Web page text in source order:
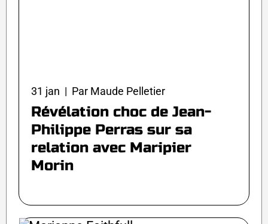
31 jan | Par Maude Pelletier
Révélation choc de Jean-
Philippe Perras sur sa
relation avec Maripier
Morin